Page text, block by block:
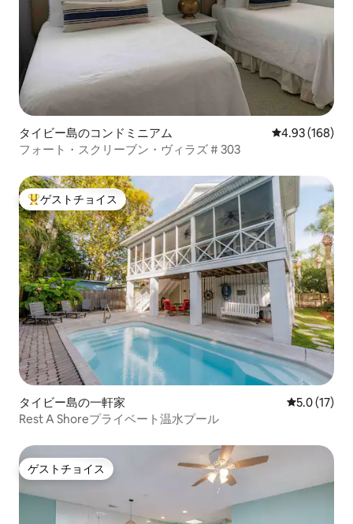
タイビー島のコンドミニアム レビュー168
4.93 (168)
フォート・スクリーブン・ヴィラズ # 303
大好評のゲストチョイスです。
ゲストチョイス
タイビー島の一軒家 レビュー17
5.0 (17)
Rest A Shoreプライベート温水プール
ゲストチョイス
ゲストチョイス